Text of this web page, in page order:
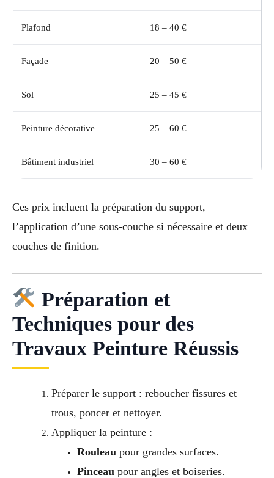
Plafond 18 – 40 €
Façade 20 – 50 €
Sol 25 – 45 €
Peinture décorative 25 – 60 €
Bâtiment industriel 30 – 60 €
Ces prix incluent la préparation du support,
l’application d’une sous-couche si nécessaire et deux
couches de finition.
Préparation et
Techniques pour des
Travaux Peinture Réussis
Préparer le support : reboucher fissures et
trous, poncer et nettoyer.
Appliquer la peinture :
Rouleau pour grandes surfaces.
Pinceau pour angles et boiseries.